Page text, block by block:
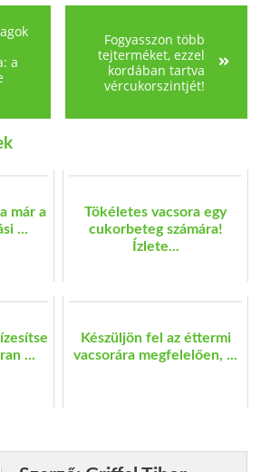
a
Fogyasszon több
tejterméket, ezzel
kordában tartva
vércukorszintjét!
már a
...
Tökéletes vacsora egy
cukorbeteg számára!
Ízlete...
...
Készüljön fel az éttermi
vacsorára megfelelően, ...